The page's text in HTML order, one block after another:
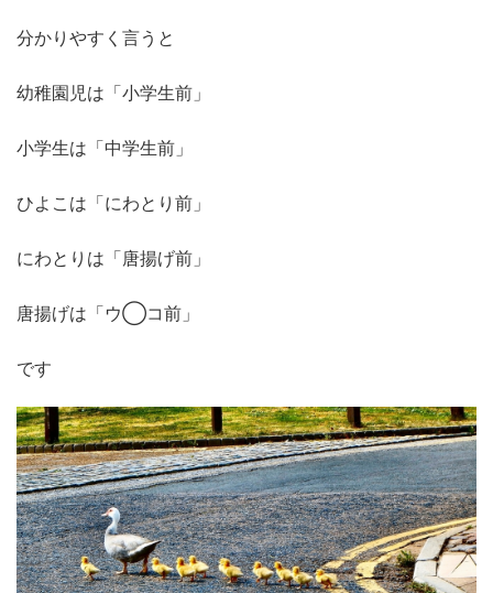
分かりやすく言うと
幼稚園児は「小学生前」
小学生は「中学生前」
ひよこは「にわとり前」
にわとりは「唐揚げ前」
唐揚げは「ウ◯コ前」
です